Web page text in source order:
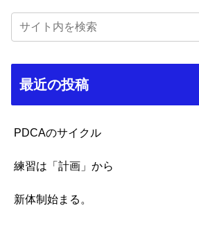
最近の投稿
PDCAのサイクル
練習は「計画」から
新体制始まる。